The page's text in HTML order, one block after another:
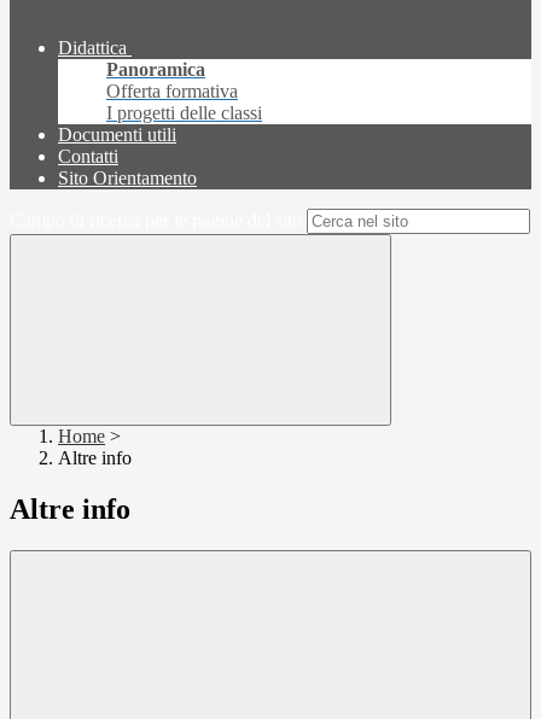
Didattica
Panoramica
Offerta formativa
I progetti delle classi
Documenti utili
Contatti
Sito Orientamento
Home >
Altre info
Altre info